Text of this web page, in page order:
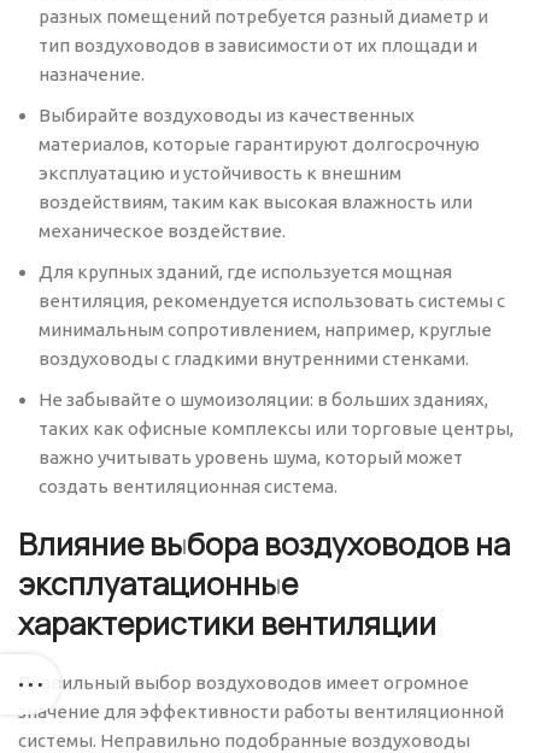
разных помещений потребуется разный диаметр и
тип воздуховодов в зависимости от их площади и
назначение.
Выбирайте воздуховоды из качественных
материалов, которые гарантируют долгосрочную
эксплуатацию и устойчивость к внешним
воздействиям, таким как высокая влажность или
механическое воздействие.
Для крупных зданий, где используется мощная
вентиляция, рекомендуется использовать системы с
минимальным сопротивлением, например, круглые
воздуховоды с гладкими внутренними стенками.
Не забывайте о шумоизоляции: в больших зданиях,
таких как офисные комплексы или торговые центры,
важно учитывать уровень шума, который может
создать вентиляционная система.
Влияние выбора воздуховодов на
эксплуатационные
характеристики вентиляции
Правильный выбор воздуховодов имеет огромное
значение для эффективности работы вентиляционной
системы. Неправильно подобранные воздуховоды